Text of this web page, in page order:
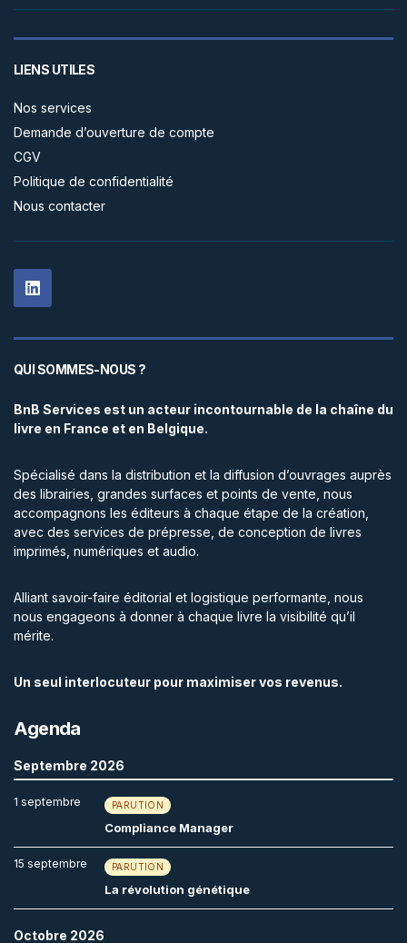
LIENS UTILES
Nos services
Demande d’ouverture de compte
CGV
Politique de confidentialité
Nous contacter
QUI SOMMES-NOUS ?
BnB Services est un acteur incontournable de la chaîne du
livre en France et en Belgique.
Spécialisé dans la distribution et la diffusion d’ouvrages auprès
des librairies, grandes surfaces et points de vente, nous
accompagnons les éditeurs à chaque étape de la création,
avec des services de prépresse, de conception de livres
imprimés, numériques et audio.
Alliant savoir-faire éditorial et logistique performante, nous
nous engageons à donner à chaque livre la visibilité qu’il
mérite.
Un seul interlocuteur pour maximiser vos revenus.
Agenda
Septembre 2026
1 septembre PARUTION
Compliance Manager
15 septembre PARUTION
La révolution génétique
Octobre 2026